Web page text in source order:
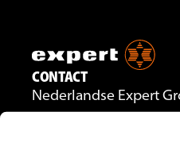
CONTACT
Nederlandse Expert
Gildenstraat 7